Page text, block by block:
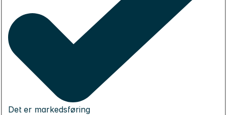
Det er markedsføring